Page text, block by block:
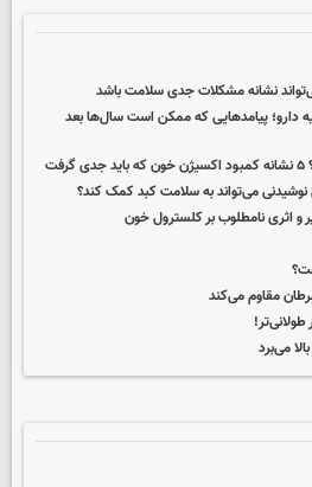
دارو؛ پیامدهایی که ممکن است سال‌ها بعد
می‌تواند به سلامت کبد کمک کند؟
و اثری نامطلوب بر کلسترول خون
مقاوم‌ می‌کند
طولانی‌تر!
می‌برد